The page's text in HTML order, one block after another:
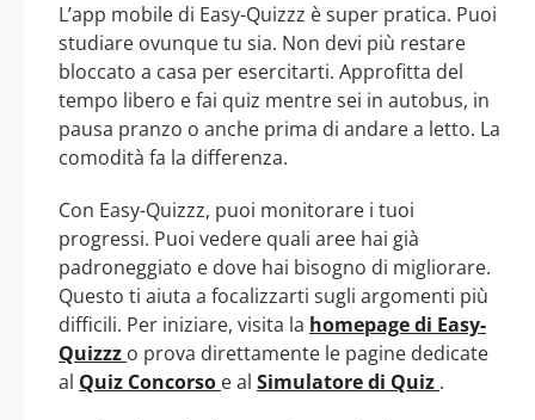
L’app mobile di Easy-Quizzz è super pratica. Puoi
studiare ovunque tu sia. Non devi più restare
bloccato a casa per esercitarti. Approfitta del
tempo libero e fai quiz mentre sei in autobus, in
pausa pranzo o anche prima di andare a letto. La
comodità fa la differenza.
Con Easy-Quizzz, puoi monitorare i tuoi
progressi. Puoi vedere quali aree hai già
padroneggiato e dove hai bisogno di migliorare.
Questo ti aiuta a focalizzarti sugli argomenti più
difficili. Per iniziare, visita la homepage di Easy-
Quizzz o prova direttamente le pagine dedicate
al Quiz Concorso e al Simulatore di Quiz .